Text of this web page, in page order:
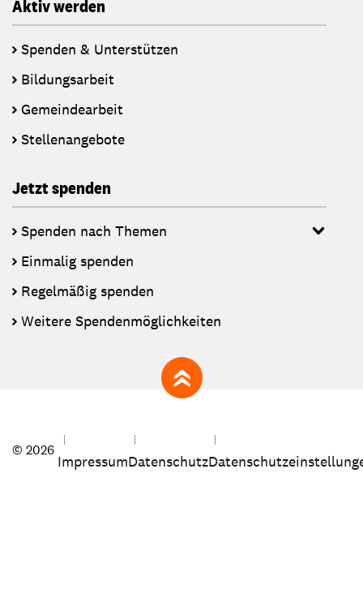
Aktiv werden
Spenden & Unterstützen
Bildungsarbeit
Gemeindearbeit
Stellenangebote
Jetzt spenden
Spenden nach Themen
Einmalig spenden
Regelmäßig spenden
Weitere Spendenmöglichkeiten
zum Seitenanfang
© 2026
ImpressumDatenschutz